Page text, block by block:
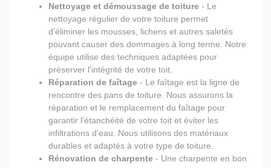
Nettoyage et démoussage de toiture - Le
nettoyage régulier de votre toiture permet
d'éliminer les mousses, lichens et autres saletés
pouvant causer des dommages à long terme. Notre
équipe utilise des techniques adaptées pour
préserver l'intégrité de votre toit.
Réparation de faîtage - Le faîtage est la ligne de
rencontre des pans de toiture. Nous assurons la
réparation et le remplacement du faîtage pour
garantir l'étanchéité de votre toit et éviter les
infiltrations d'eau. Nous utilisons des matériaux
durables et adaptés à votre type de toiture.
Rénovation de charpente - Une charpente en bon